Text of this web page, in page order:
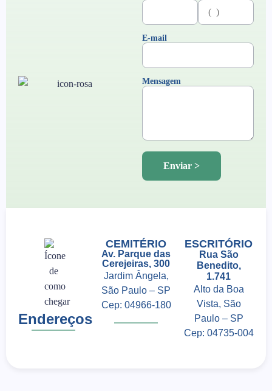
E-mail
Mensagem
Endereços
CEMITÉRIO
Av. Parque das
Cerejeiras, 300
Jardim Ângela,
São Paulo – SP
Cep: 04966-180
ESCRITÓRIO
Rua São
Benedito,
1.741
Alto da Boa
Vista, São
Paulo – SP
Cep: 04735-004